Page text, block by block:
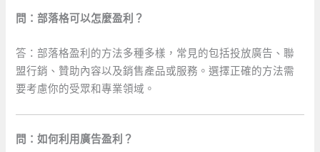
問：部落格可以怎麼盈利？
答：部落格盈利的方法多種多樣，常見的包括投放廣告、聯
盟行銷、贊助內容以及銷售產品或服務。選擇正確的方法需
要考慮你的受眾和專業領域。
問：如何利用廣告盈利？